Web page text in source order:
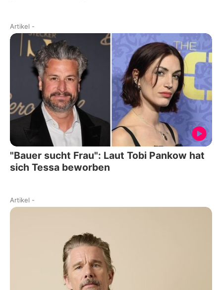
Artikel -
"Bauer sucht Frau": Laut Tobi Pankow hat
sich Tessa beworben
Artikel -